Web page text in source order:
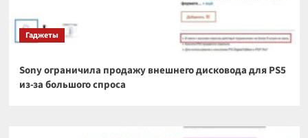
Гаджеты
Sony ограничила продажу внешнего дисковода для PS5
из-за большого спроса